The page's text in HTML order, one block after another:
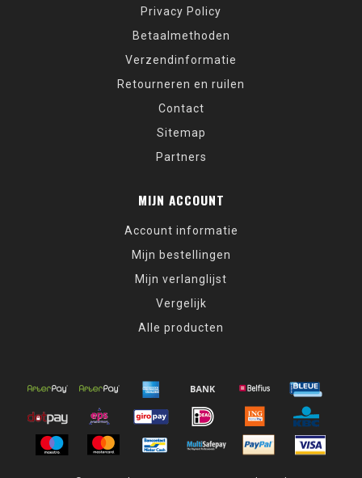
Privacy Policy
Betaalmethoden
Verzendinformatie
Retourneren en ruilen
Contact
Sitemap
Partners
MIJN ACCOUNT
Account informatie
Mijn bestellingen
Mijn verlanglijst
Vergelijk
Alle producten